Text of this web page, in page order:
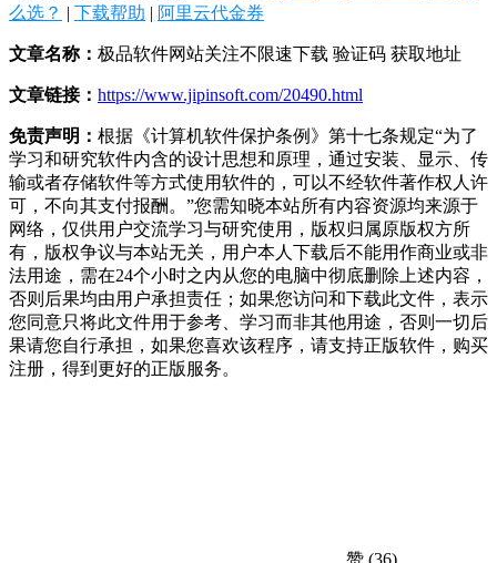
么选？ | 下载帮助 | 阿里云代金券
文章名称： 极品软件网站关注不限速下载 验证码 获取地址
文章链接： https://www.jipinsoft.com/20490.html
免责声明： 根据《计算机软件保护条例》第十七条规定“为了
学习和研究软件内含的设计思想和原理，通过安装、显示、传
输或者存储软件等方式使用软件的，可以不经软件著作权人许
可，不向其支付报酬。”您需知晓本站所有内容资源均来源于
网络，仅供用户交流学习与研究使用，版权归属原版权方所
有，版权争议与本站无关，用户本人下载后不能用作商业或非
法用途，需在24个小时之内从您的电脑中彻底删除上述内容，
否则后果均由用户承担责任；如果您访问和下载此文件，表示
您同意只将此文件用于参考、学习而非其他用途，否则一切后
果请您自行承担，如果您喜欢该程序，请支持正版软件，购买
注册，得到更好的正版服务。
赞 (36)